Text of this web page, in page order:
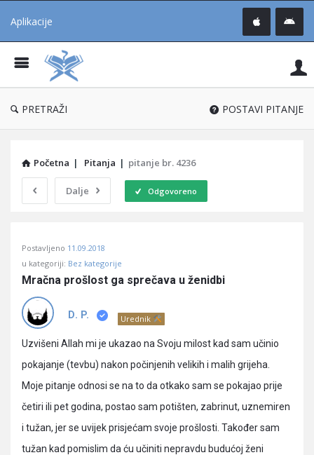
Aplikacije
®
PRETRAŽI POSTAVI PITANJE
Početna | Pitanja | pitanje br. 4236
Dalje Odgovoreno
Učene
Latest
Pitanja
Postavljeno 11.09.2018
u kategoriji: Bez kategorije
Mračna prošlost ga sprečava u ženidbi
D. P. Urednik
Uzvišeni Allah mi je ukazao na Svoju milost kad sam učinio
pokajanje (tevbu) nakon počinjenih velikih i malih grijeha.
Moje pitanje odnosi se na to da otkako sam se pokajao prije
četiri ili pet godina, postao sam potišten, zabrinut, uznemiren
i tužan, jer se uvijek prisjećam svoje prošlosti. Također sam
tužan kad pomislim da ću učiniti nepravdu budućoj ženi